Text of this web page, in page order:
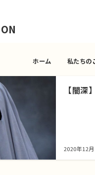
ホーム 私たちの
【闇
2020年12月